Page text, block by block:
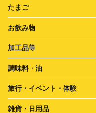
たまご
お飲み物
加工品等
調味料・油
旅行・イベント・体験
雑貨・日用品